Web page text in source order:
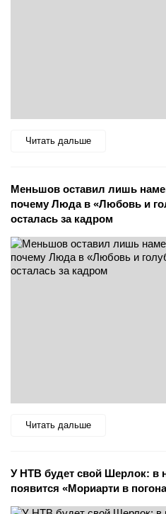
Читать дальше
Меньшов оставил лишь
почему Люда в «Любовь и
осталась за кадром
Читать дальше
У НТВ будет свой Шерлок: в
появится «Мориарти в